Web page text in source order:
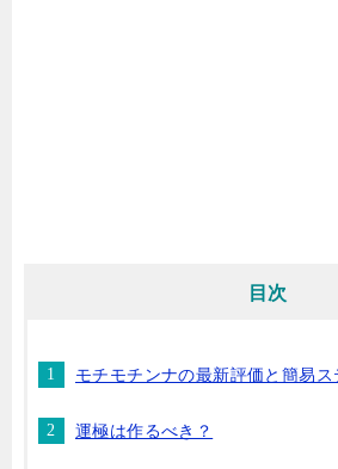
目次
モチモチンナの最新評価と簡易ス
運極は作るべき？